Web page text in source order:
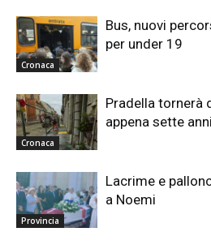
Cronaca
Bus, nuovi
per under 19
Cronaca
Pradella tornerà
appena sette anni
Provincia
Lacrime e
a Noemi